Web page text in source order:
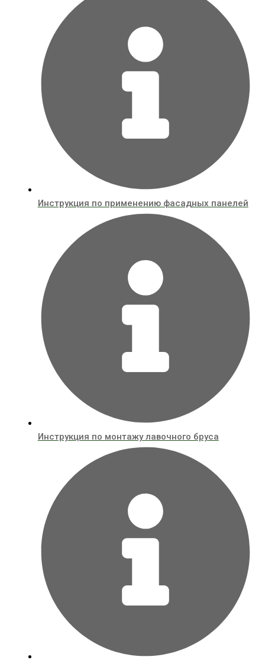
Инструкция по применению фасадных панелей
Инструкция по монтажу лавочного бруса